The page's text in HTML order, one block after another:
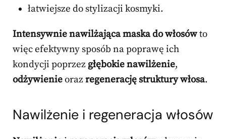
łatwiejsze do stylizacji kosmyki.
Intensywnie nawilżająca maska do włosówto
więc efektywny sposób na poprawę ich
kondycji poprzez głębokie nawilżenie,
odżywienieorazregenerację struktury włosa.
Nawilżenie i regeneracja włosów